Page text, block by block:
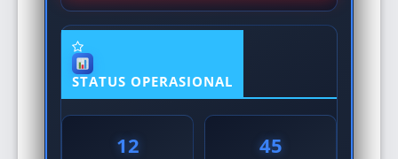
STATUS OPERASIONAL
12 45